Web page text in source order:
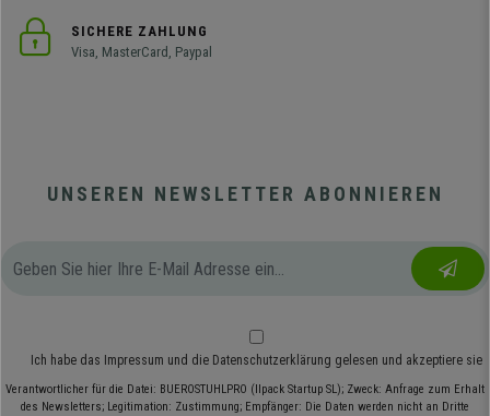
SICHERE ZAHLUNG
Visa, MasterCard, Paypal
UNSEREN NEWSLETTER ABONNIEREN
Ich habe das Impressum und die Datenschutzerklärung gelesen und akzeptiere sie
Verantwortlicher für die Datei: BUEROSTUHLPRO (Ilpack Startup SL); Zweck: Anfrage zum Erhalt
des Newsletters; Legitimation: Zustimmung; Empfänger: Die Daten werden nicht an Dritte